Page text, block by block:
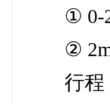
① 0-
② 2m/s
行程：